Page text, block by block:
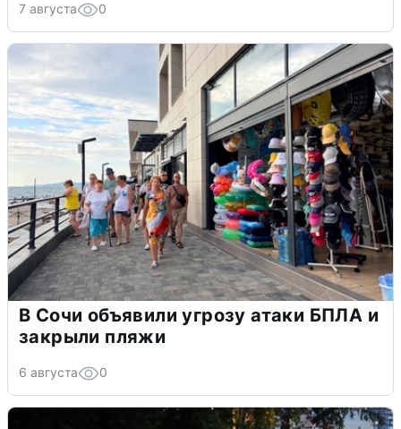
7 августа 0
В Сочи объявили угрозу атаки БПЛА и
закрыли пляжи
6 августа 0